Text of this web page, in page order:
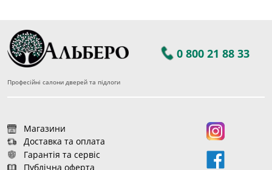
0 800 21 88 33
Професійні салони дверей та підлоги
Магазини
Доставка та оплата
Гарантія та сервіс
Публічна оферта